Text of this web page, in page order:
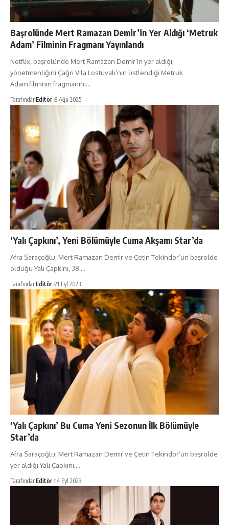
Başrolünde Mert Ramazan Demir’in Yer Aldığı ‘Metruk
Adam’ Filminin Fragmanı Yayınlandı
Netflix, başrolünde Mert Ramazan Demir’in yer aldığı,
yönetmenliğini Çağrı Vila Lostuvalı’nın üstlendiği Metruk
Adam filminin fragmanını…
TarafındanEditör 8 Ağu 2025
‘Yalı Çapkını’, Yeni Bölümüyle Cuma Akşamı Star’da
Afra Saraçoğlu, Mert Ramazan Demir ve Çetin Tekindor’un başrolde
olduğu Yalı Çapkını, 38.…
TarafındanEditör 21 Eyl 2023
‘Yalı Çapkını’ Bu Cuma Yeni Sezonun İlk Bölümüyle
Star’da
Afra Saraçoğlu, Mert Ramazan Demir ve Çetin Tekindor’un başrolde
yer aldığı Yalı Çapkını,…
TarafındanEditör 14 Eyl 2023